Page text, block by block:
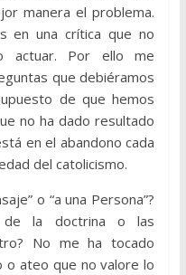
manera el problema.
en una crítica que no
actuar. Por ello me
que debiéramos
de que hemos
no ha dado resultado
en el abandono cada
del catolicismo.
o “a una Persona”?
de la doctrina o las
No me ha tocado
o ateo que no valore lo